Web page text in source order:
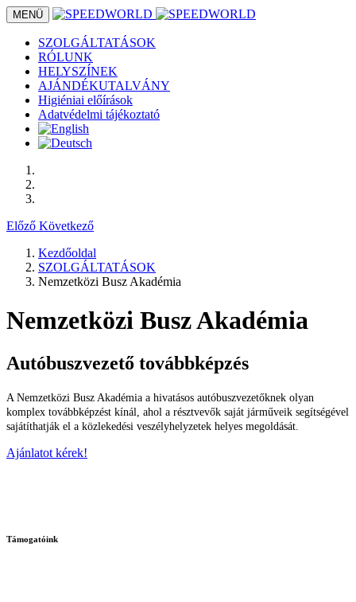
MENÜ
SZOLGÁLTATÁSOK
RÓLUNK
HELYSZÍNEK
AJÁNDÉKUTALVÁNY
Higiéniai előírások
Adatvédelmi tájékoztató
Előző Következő
Kezdőoldal
SZOLGÁLTATÁSOK
Nemzetközi Busz Akadémia
Nemzetközi Busz Akadémia
Autóbuszvezető továbbképzés
A Nemzetközi Busz Akadémia a hivatásos autóbuszvezetőknek olyan
komplex továbbképzést kínál, ahol a résztvevők saját járműveik segítségével
sajátíthatják el a közlekedési veszélyhelyzetek helyes megoldását.
Ajánlatot kérek!
Támogatóink